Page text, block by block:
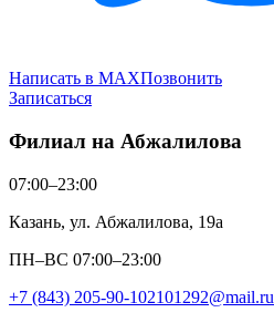
Написать в MAXПозвонить
Записаться
Филиал на Абжалилова
07:00–23:00
Казань, ул. Абжалилова, 19а
ПН–ВС 07:00–23:00
+7 (843) 205-90-102101292@mail.ru